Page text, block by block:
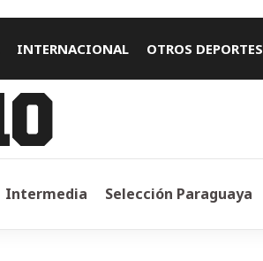
INTERNACIONAL OTROS DEPORTES
Intermedia Selección Paraguaya